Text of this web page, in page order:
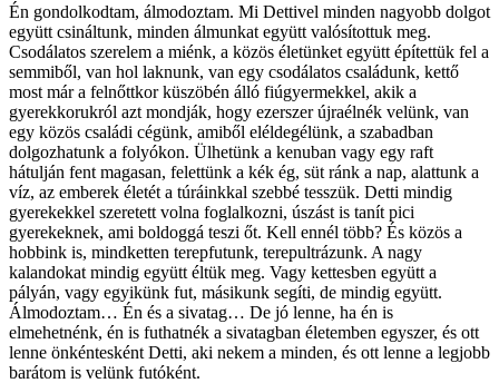
Én gondolkodtam, álmodoztam. Mi Dettivel minden nagyobb dolgot
együtt csináltunk, minden álmunkat együtt valósítottuk meg.
Csodálatos szerelem a miénk, a közös életünket együtt építettük fel a
semmiből, van hol laknunk, van egy csodálatos családunk, kettő
most már a felnőttkor küszöbén álló fiúgyermekkel, akik a
gyerekkorukról azt mondják, hogy ezerszer újraélnék velünk, van
egy közös családi cégünk, amiből eléldegélünk, a szabadban
dolgozhatunk a folyókon. Ülhetünk a kenuban vagy egy raft
hátulján fent magasan, felettünk a kék ég, süt ránk a nap, alattunk a
víz, az emberek életét a túráinkkal szebbé tesszük. Detti mindig
gyerekekkel szeretett volna foglalkozni, úszást is tanít pici
gyerekeknek, ami boldoggá teszi őt. Kell ennél több? És közös a
hobbink is, mindketten terepfutunk, terepultrázunk. A nagy
kalandokat mindig együtt éltük meg. Vagy kettesben együtt a
pályán, vagy egyikünk fut, másikunk segíti, de mindig együtt.
Álmodoztam… Én és a sivatag… De jó lenne, ha én is
elmehetnénk, én is futhatnék a sivatagban életemben egyszer, és ott
lenne önkéntesként Detti, aki nekem a minden, és ott lenne a legjobb
barátom is velünk futóként.